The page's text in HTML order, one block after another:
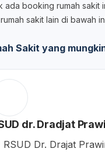
ada booking rumah sakit
sakit lain di bawah
Sakit yang
dr. Dradjat
RSUD Dr. Drajat